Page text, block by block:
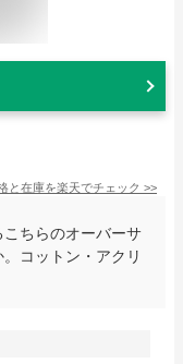
と在庫を楽天でチェック >>
ちらのオーバーサ
コットン・アクリ